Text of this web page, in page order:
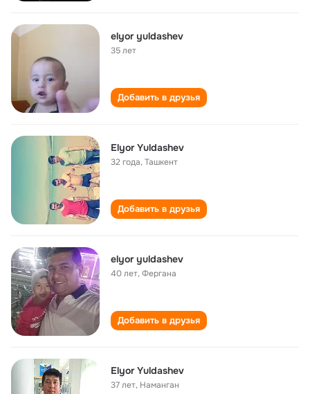
elyor yuldashev
35 лет
Добавить в друзья
Elyor Yuldashev
32 года,Ташкент
Добавить в друзья
elyor yuldashev
40 лет,Фергана
Добавить в друзья
Elyor Yuldashev
37 лет, Наманган